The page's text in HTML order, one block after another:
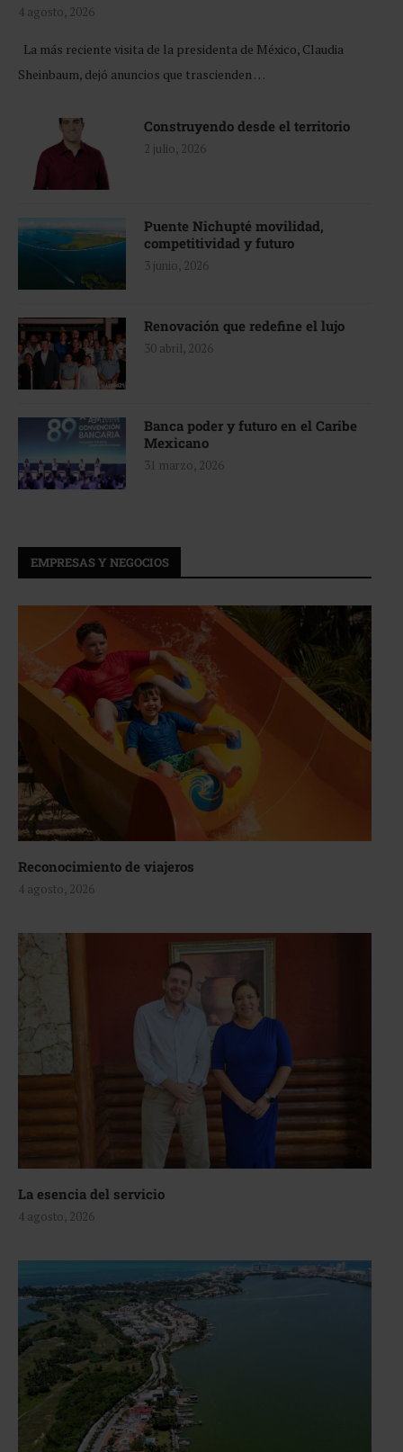
4 agosto, 2026
La más reciente visita de la presidenta de México, Claudia
Sheinbaum, dejó anuncios que trascienden …
Construyendo desde el territorio
2 julio, 2026
Puente Nichupté movilidad,
competitividad y futuro
3 junio, 2026
Renovación que redefine el lujo
30 abril, 2026
Banca poder y futuro en el Caribe
Mexicano
31 marzo, 2026
EMPRESAS Y NEGOCIOS
Reconocimiento de viajeros
4 agosto, 2026
La esencia del servicio
4 agosto, 2026